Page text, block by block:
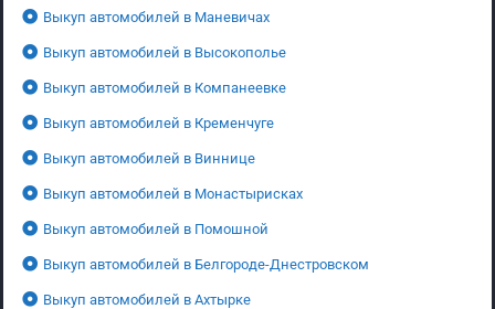
Выкуп автомобилей в Маневичах
Выкуп автомобилей в Высокополье
Выкуп автомобилей в Компанеевке
Выкуп автомобилей в Кременчуге
Выкуп автомобилей в Виннице
Выкуп автомобилей в Монастырисках
Выкуп автомобилей в Помошной
Выкуп автомобилей в Белгороде-Днестровском
Выкуп автомобилей в Ахтырке